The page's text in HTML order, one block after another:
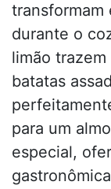
transformam
durante o
limão
batatas
para um
especial,